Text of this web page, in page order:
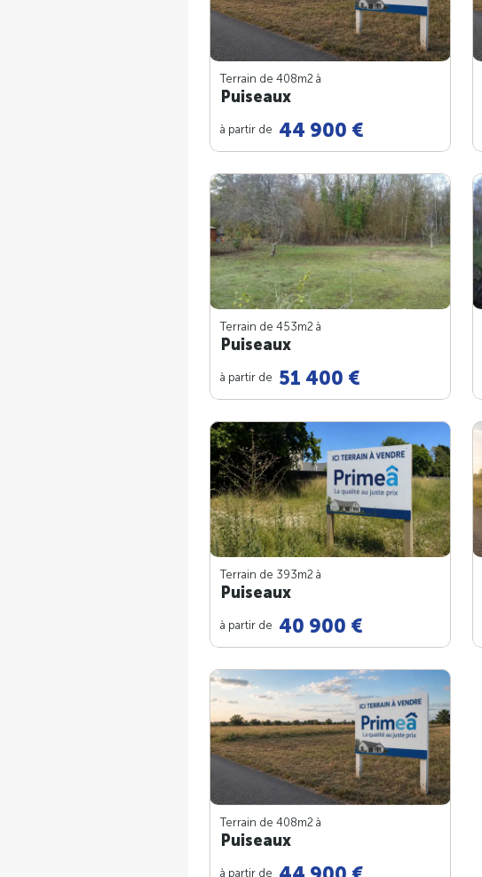
Terrain de 408m2 à
Puiseaux
à partir de 44 900 €
Terrain de 453m2 à
Puiseaux
à partir de 51 400 €
Terrain de 393m2 à
Puiseaux
à partir de 40 900 €
Terrain de 408m2 à
Puiseaux
à partir de